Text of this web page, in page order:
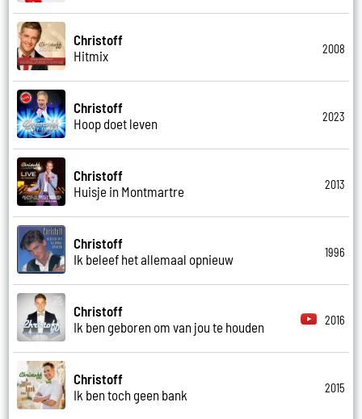
Christoff
Hitmix
2008
Christoff
Hoop doet leven
2023
Christoff
Huisje in Montmartre
2013
Christoff
Ik beleef het allemaal opnieuw
1996
Christoff
Ik ben geboren om van jou te houden
2016
Christoff
Ik ben toch geen bank
2015